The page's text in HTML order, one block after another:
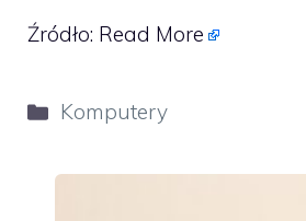
Źródło: Read More
Kategorie
Komputery